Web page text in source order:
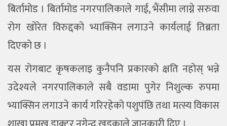
बिर्तामोड । बिर्तामोड नगरपालिकाले गाई, भैंसीमा लाग्ने सरुवा
रोग खोरेत विरुद्दको भ्याक्सिन लगाउने कार्यलाई तिब्रता
दिएको छ ।
यस रोगबाट कृषकलाइ कुनैपनि प्रकारको क्षति नहोस् भन्ने
उदेश्यले नगरपालिकाले सबै वडामा पुगेर निशुल्क रुपमा
भ्याक्सिन लगाउने कार्य गरिरहेको पशुपंछि तथा मत्स्य विकास